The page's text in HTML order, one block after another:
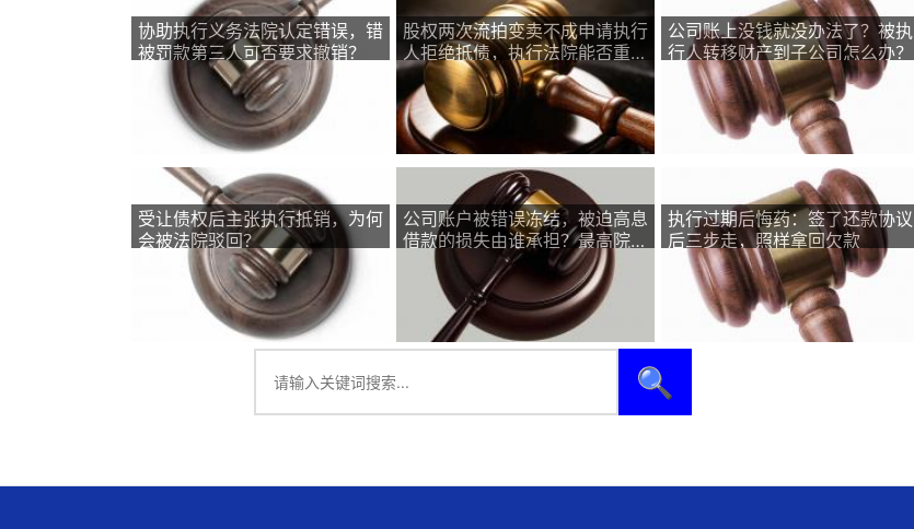
协助执行义务法院认定错误，错
被罚款第三人可否要求撤销？
股权两次流拍变卖不成申请执行
人拒绝抵债，执行法院能否重新
评估拍卖？
公司账上没钱就没办法了？被执
行人转移财产到子公司怎么办？
受让债权后主张执行抵销，为何
会被法院驳回？
公司账户被错误冻结，被迫高息
借款的损失由谁承担？最高院这
样判
执行过期后悔药：签了还款协议
后三步走，照样拿回欠款
🔍